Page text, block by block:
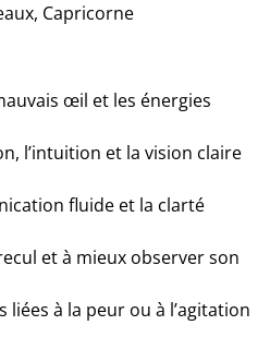
Capricorne
œil et les énergies
l’intuition et la vision claire
fluide et la clarté
et à mieux observer son
liées à la peur ou à l’agitation